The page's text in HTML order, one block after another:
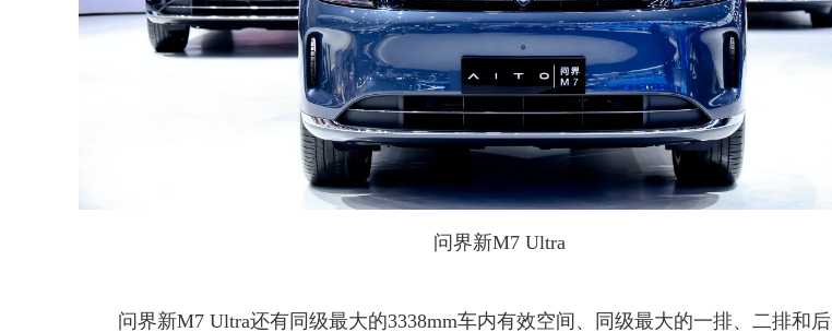
问界新M7 Ultra
问界新M7 Ultra还有同级最大的3338mm车内有效空间、同级最大的一排、二排和